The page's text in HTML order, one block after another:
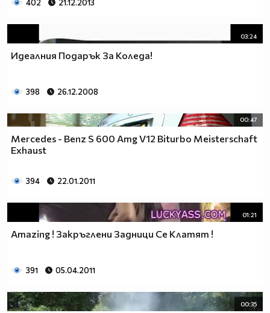
402 21.12.2013
03:24
Идеалния Подарък За Коледа!
398 26.12.2008
00:47
Mercedes - Benz S 600 Amg V12 Biturbo Meisterschaft
Exhaust
394 22.01.2011
01:21
Amazing ! Закръглени Задници Се Клатят !
391 05.04.2011
00:35